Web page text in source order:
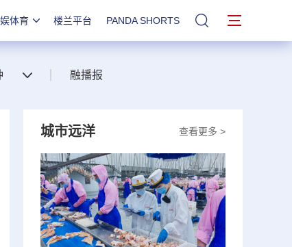
体育 楼兰平台 PANDA SHORTS 站内搜索
融播报
查看更多 >
城市远洋